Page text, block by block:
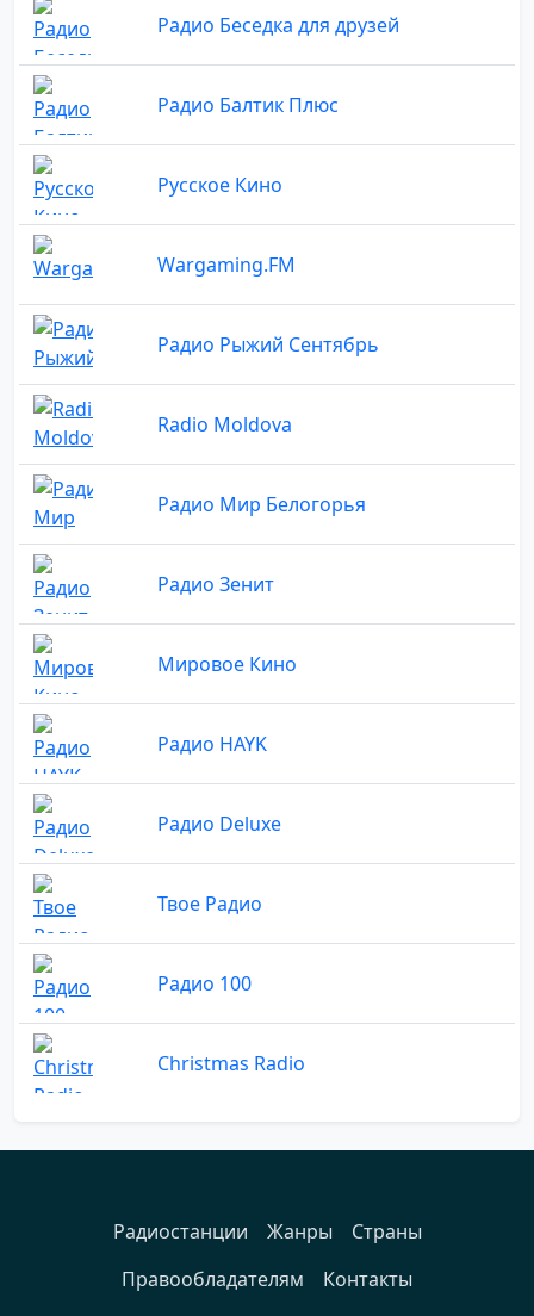
Радио Беседка для друзей
Радио Балтик Плюс
Русское Кино
Wargaming.FM
Радио Рыжий Сентябрь
Radio Moldova
Радио Мир Белогорья
Радио Зенит
Мировое Кино
Радио HAYK
Радио Deluxe
Твое Радио
Радио 100
Christmas Radio
Радиостанции Жанры
Страны
Правообладателям
Контакты